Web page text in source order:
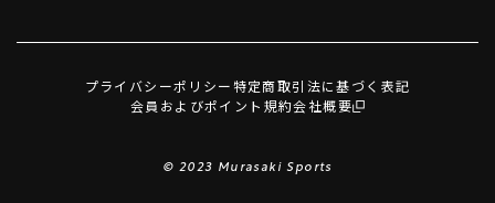
プライバシーポリシー特定商取引法に基づく表記
会員およびポイント規約会社概要
© 2023 Murasaki Sports